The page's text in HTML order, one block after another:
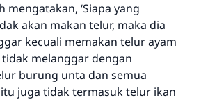
mengatakan, ‘Siapa yang
akan makan telur, maka dia
kecuali memakan telur ayam
melanggar dengan
burung unta dan semua
juga tidak termasuk telur ikan